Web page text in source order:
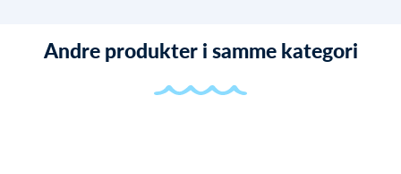
Andre produkter i samme kategori